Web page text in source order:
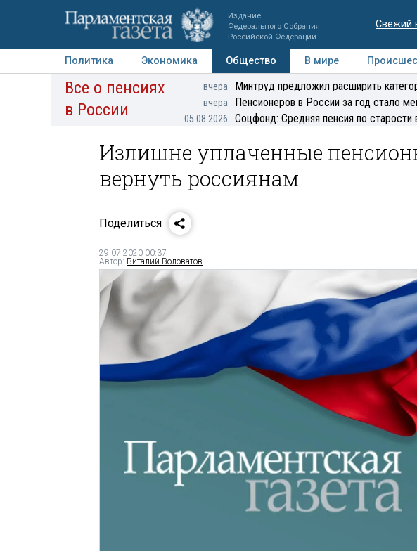
Издание
Федерального Собрания
Российской Федерации
Свежий
Политика Экономика Общество В мире
Авторы Персоны Мнения Регионы Медиацентр
Все о пенсиях
в России
вчера Минтруд предложил расширить
вчера Пенсионеров в России за год стало
05.08.2026 Соцфонд: Средняя пенсия по
Излишне уплаченные
вернуть россиянам
Поделиться
29.07.2020 00:37
Автор: Виталий Воловатов